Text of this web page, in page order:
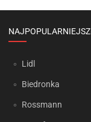
Lidl
Biedronka
Rossmann